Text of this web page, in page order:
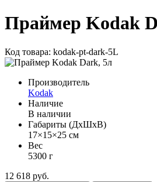
Праймер Kodak
Код товара: kodak-pt-dark-5L
Производитель
Kodak
Наличие
В наличии
Габариты (ДхШхВ)
17×15×25 см
Вес
5300 г
12 618 руб.